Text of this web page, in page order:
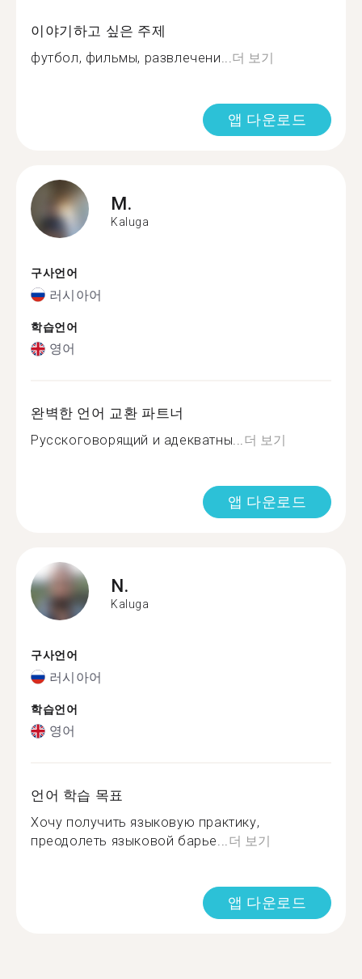
이야기하고 싶은 주제
футбол, фильмы, развлечени...더 보기
앱 다운로드
M.
Kaluga
구사언어
러시아어
학습언어
영어
완벽한 언어 교환 파트너
Русскоговорящий и адекватны...더 보기
앱 다운로드
N.
Kaluga
구사언어
러시아어
학습언어
영어
언어 학습 목표
Хочу получить языковую практику,
преодолеть языковой барье...더 보기
앱 다운로드